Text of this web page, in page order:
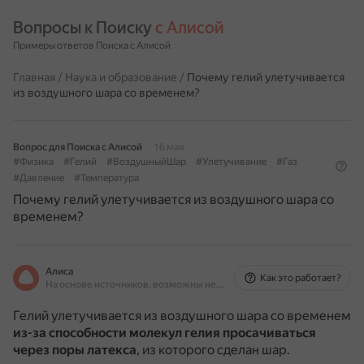
Вопросы к Поиску с Алисой
Примеры ответов Поиска с Алисой
Главная / Наука и образование / Почему гелий улетучивается
из воздушного шара со временем?
Вопрос для Поиска с Алисой
16 мая
#Физика
#Гелий #ВоздушныйШар #Улетучивание
#Газ
#Давление
#Температура
Почему гелий улетучивается из воздушного шара со
временем?
Алиса
На основе источников, возможны неточности
Как это работает?
Гелий улетучивается из воздушного шара со временем
из-за способности молекул гелия просачиваться
через поры латекса, из которого сделан шар.